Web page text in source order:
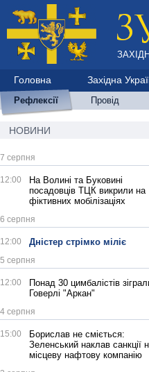
Головна Західна
Рефлексії Провід
НОВИНИ
7 серпня
12:00
На Волині та Буковині
посадовців ТЦК викрили на
фіктивних мобілізаціях
6 серпня
12:00 Дністер стрімко міліє
5 серпня
12:00
Понад 30 цимбалістів
Говерлі "Аркан"
4 серпня
15:00
Борислав не сміється:
Зеленський наклав санкції
місцеву нафтову компанію